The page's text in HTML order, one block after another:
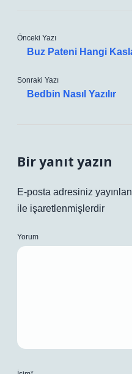
Önceki Yazı
Buz Pateni Hangi
Sonraki Yazı
Bedbin Nasıl Yazılır
Bir yanıt yazın
E-posta adresiniz
ile işaretlenmişlerdir
Yorum